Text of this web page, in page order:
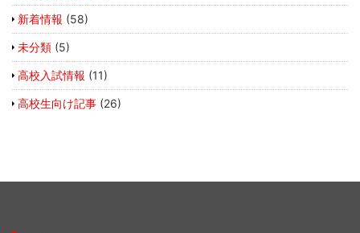
新着情報 (58)
未分類 (5)
高校入試情報 (11)
高校生向け記事 (26)